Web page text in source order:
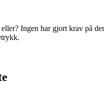
Ingen har gjort krav på